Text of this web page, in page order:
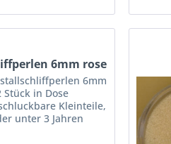
6mm rose
6mm
Stück in Dose
Kleinteile,
unter 3 Jahren